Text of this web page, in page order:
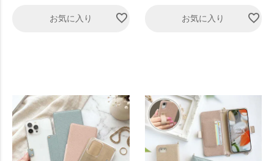
お気に入り お気に入り